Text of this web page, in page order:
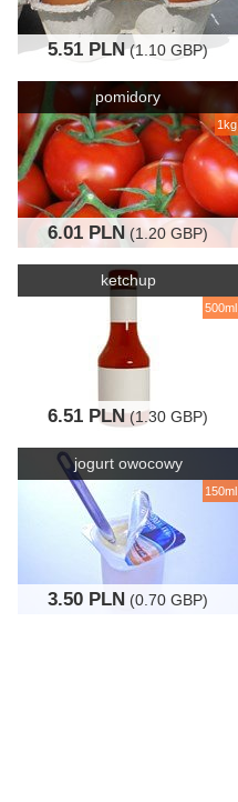
5.51 PLN(1.10 GBP)
pomidory
1kg
6.01 PLN (1.20 GBP)
ketchup
500ml
6.51 PLN(1.30 GBP)
jogurt owocowy
150ml
3.50 PLN (0.70 GBP)